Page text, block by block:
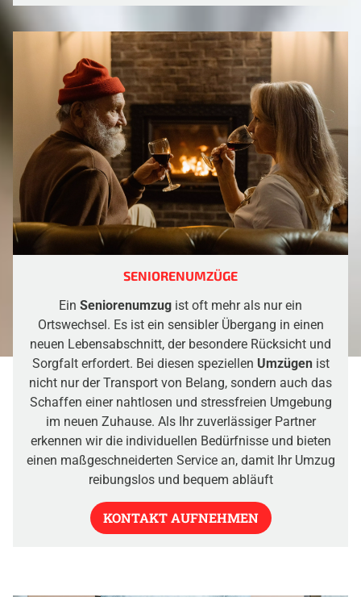
SENIORENUMZÜGE
Ein Seniorenumzug ist oft mehr als nur ein
Ortswechsel. Es ist ein sensibler Übergang in einen
neuen Lebensabschnitt, der besondere Rücksicht und
Sorgfalt erfordert. Bei diesen speziellen Umzügenist
nicht nur der Transport von Belang, sondern auch das
Schaffen einer nahtlosen und stressfreien Umgebung
im neuen Zuhause. Als Ihr zuverlässiger Partner
erkennen wir die individuellen Bedürfnisse und bieten
einen maßgeschneiderten Service an, damit Ihr Umzug
reibungslos und bequem abläuft
KONTAKT AUFNEHMEN